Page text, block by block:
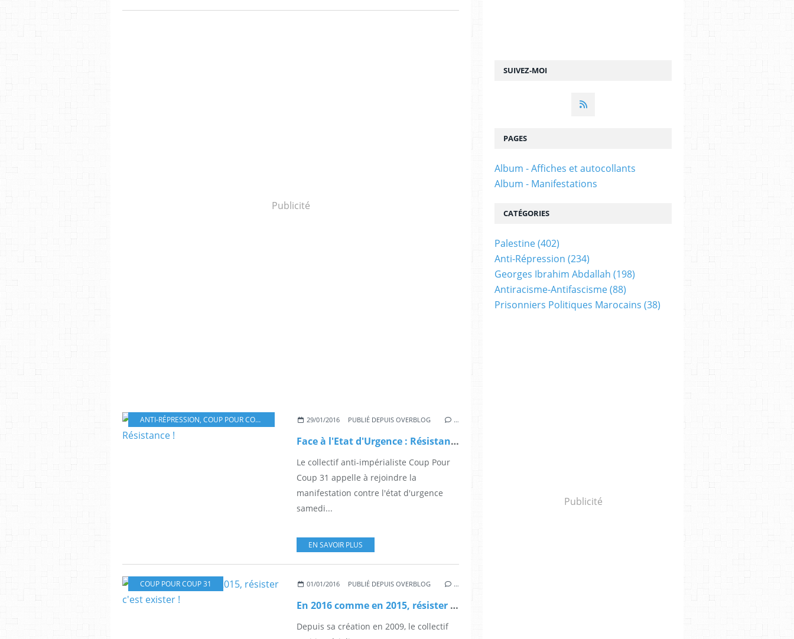
Publicité
ANTI-RÉPRESSION, COUP POUR COUP 31 ANTIRACISME-ANTIFASCISME
29/01/2016 PUBLIÉ DEPUIS OVERBLOG …
Face à l'Etat d'Urgence : Résistance !
Le collectif anti-impérialiste Coup Pour
Coup 31 appelle à rejoindre la
manifestation contre l'état d'urgence
samedi...
EN SAVOIR PLUS
COUP POUR COUP 31 01/01/2016 PUBLIÉ DEPUIS OVERBLOG …
En 2016 comme en 2015, résister c'est exister !
Depuis sa création en 2009, le collectif
SUIVEZ-MOI
PAGES
Album - Affiches et autocollants
Album - Manifestations
CATÉGORIES
Palestine(402)
Anti-Répression (234)
Georges Ibrahim Abdallah (198)
Antiracisme-Antifascisme(88)
Prisonniers Politiques Marocains (38)
Publicité